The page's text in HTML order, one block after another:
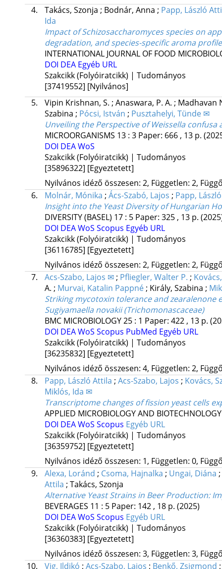
4.
Takács, Szonja ; Bodnár, Anna ; Papp, László
Ida
Impact of Schizosaccharomyces species on
degradation, and species-specific aroma
INTERNATIONAL JOURNAL OF FOOD
DOI DEA Egyéb URL
Szakcikk (Folyóiratcikk) | Tudományos
[37419552] [Nyilvános]
5.
Vipin Krishnan, S. ; Anaswara, P. A. ; Madhavan
Szabina ; Pócsi, István ; Pusztahelyi, Tünde ✉
Unveiling the Perspective of Weissella
MICROORGANISMS 13: 3 Paper: 666 , 13 p.
DOI DEAWoS
Szakcikk (Folyóiratcikk) | Tudományos
[35896322] [Egyeztetett]
Nyilvános idéző összesen: 2, Független: 2,
6.
Molnár, Mónika ; Ács-Szabó, Lajos ; Papp,
Insight into the Yeast Diversity of Hungarian
DIVERSITY (BASEL) 17: 5 Paper: 325 , 13 p.
DOI DEAWoS Scopus Egyéb URL
Szakcikk (Folyóiratcikk) | Tudományos
[36116785] [Egyeztetett]
Nyilvános idéző összesen: 2, Független: 2,
7.
Acs-Szabo, Lajos ✉; Pfliegler, Walter P. ;
A. ; Murvai, Katalin Pappné; Király, Szabina ;
Striking mycotoxin tolerance and zearalenone
Sugiyamaella novakii (Trichomonascaceae)
BMC MICROBIOLOGY25: 1 Paper: 422 , 13 p.
DOI DEAWoS Scopus PubMed Egyéb URL
Szakcikk (Folyóiratcikk) | Tudományos
[36235832] [Egyeztetett]
Nyilvános idéző összesen: 4, Független: 2,
8.
Papp, László Attila ; Acs-Szabo, Lajos ; Kovács,
Miklós, Ida ✉
Transcriptome changes of fission yeast cells
APPLIED MICROBIOLOGY AND BIOTECHNOLOGY
DOI DEAWoS Scopus Egyéb URL
Szakcikk (Folyóiratcikk) | Tudományos
[36359752] [Egyeztetett]
Nyilvános idéző összesen: 1, Független: 0,
9.
Alexa, Loránd ; Csoma, Hajnalka ; Ungai, Diána ;
Attila ; Takács, Szonja
Alternative Yeast Strains in Beer Production:
BEVERAGES 11 : 5 Paper: 142 , 18 p. (2025)
DOI DEAWoS Scopus Egyéb URL
Szakcikk (Folyóiratcikk) | Tudományos
[36360383] [Egyeztetett]
Nyilvános idéző összesen: 3, Független: 3,
10.
Vig, Ildikó ; Acs-Szabo, Lajos ; Benkő, Zsigmond